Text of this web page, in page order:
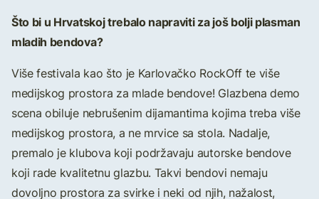
Što bi u Hrvatskoj trebalo napraviti za još bolji plasman
mladih bendova?
Više festivala kao što je Karlovačko RockOff te više
medijskog prostora za mlade bendove! Glazbena demo
scena obiluje nebrušenim dijamantima kojima treba više
medijskog prostora, a ne mrvice sa stola. Nadalje,
premalo je klubova koji podržavaju autorske bendove
koji rade kvalitetnu glazbu. Takvi bendovi nemaju
dovoljno prostora za svirke i neki od njih, nažalost,